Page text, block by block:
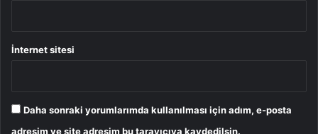
İnternet sitesi
Daha sonraki yorumlarımda kullanılması için adım, e-posta
adresim ve site adresim bu tarayıcıya kaydedilsin.